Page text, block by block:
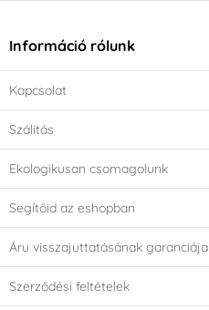
Információ rólunk
Kapcsolat
Szálítás
Ekologikusan csomagolunk
Segítőid az eshopban
Áru visszajuttatásának garanciája
Szerződési feltételek